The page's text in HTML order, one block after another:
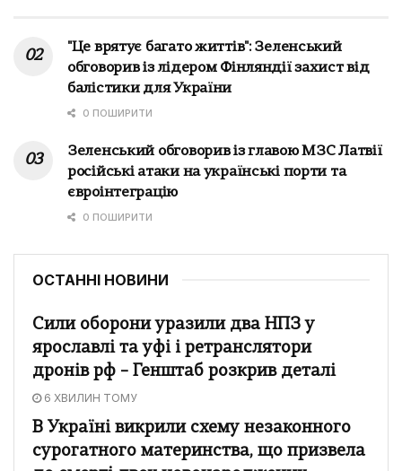
"Це врятує багато життів": Зеленський
обговорив із лідером Фінляндії захист від
балістики для України
0 ПОШИРИТИ
Зеленський обговорив із главою МЗС Латвії
російські атаки на українські порти та
євроінтеграцію
0 ПОШИРИТИ
ОСТАННІ НОВИНИ
Сили оборони уразили два НПЗ у
ярославлі та уфі і ретранслятори
дронів рф – Генштаб розкрив деталі
6 ХВИЛИН ТОМУ
В Україні викрили схему незаконного
сурогатного материнства, що призвела